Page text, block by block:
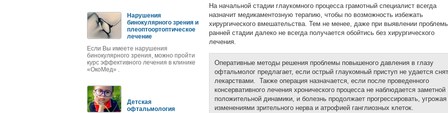
Нарушения
бинокулярного зрения и
плеоптоортоптическое
лечение
Если Вы имеете нарушения
бинокулярного зрения, можно пройти
курс эффективного лечения в клинике
«ОкоМед» .
Детская
офтальмология
На начальной стадии глаукомного процесса грамотный специалист всегда
назначит медикаментозную терапию, чтобы по возможность избежать
хирургического вмешательства. Тем не менее, даже при выявлении
ранней стадии далеко не всегда получается обойтись без хирургического
лечения.
Оперативные методы решения проблемы повышеного давления в глазу
офтальмолог предлагает, если острый глаукомный приступ не удается
лекарствами. Также операция назначается, если после проведенного
консервативного лечения хронического процесса не наблюдается заметной
положительной динамики, и болезнь продолжает прогрессировать, угрожая
изменениями зрительного нерва и атрофией ганглиозных клеток.